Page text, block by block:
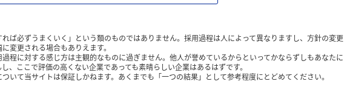
ば必ずうまくいく」という類のものではありません。採用過程は人によって異なりますし、方針の変更
変更される場合もありえます。
程に対する感じ方は主観的なものに過ぎません。他人が誉めているからといってかならずしもあなたに
、ここで評価の高くない企業であっても素晴らしい企業はあるはずです。
いて当サイトは保証しかねます。あくまでも「一つの結果」として参考程度にとどめてください。